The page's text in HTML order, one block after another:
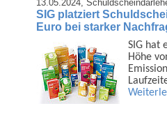
13.05.2024,
SIG platziert
Euro bei starker
SIG hat
Höhe